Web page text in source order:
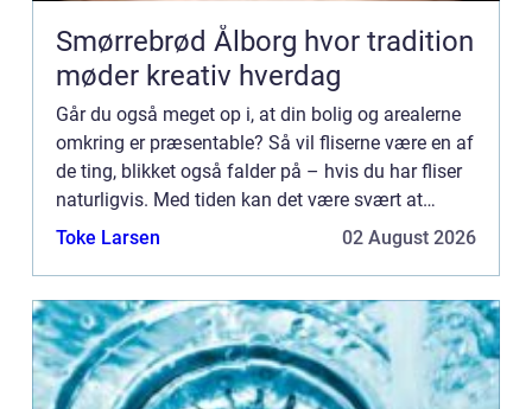
Smørrebrød Ålborg hvor tradition
møder kreativ hverdag
Går du også meget op i, at din bolig og arealerne
omkring er præsentable? Så vil fliserne være en af
de ting, blikket også falder på – hvis du har fliser
naturligvis. Med tiden kan det være svært at
undgå, at det danske vejr ikke sætter sine sp...
Toke Larsen 02 August 2026